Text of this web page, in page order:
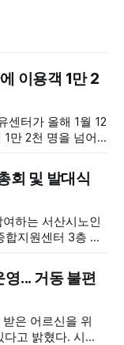
이용객 1만 2
센터가 올해 1월 12
만 2천 명을 넘어
된 웰니스 콘텐츠
는 염지
해 몸과 마음의 회
회 및 발대식
하는 서산시노인
지원센터 3층 공
자와 종사자, 유관
시청 관계자, 서
, 서산시사회복지
이 함께해 협회
보호협회는 서산시 소재
... 거동 불편
은 어르신을 위
다고 밝혔다. 시